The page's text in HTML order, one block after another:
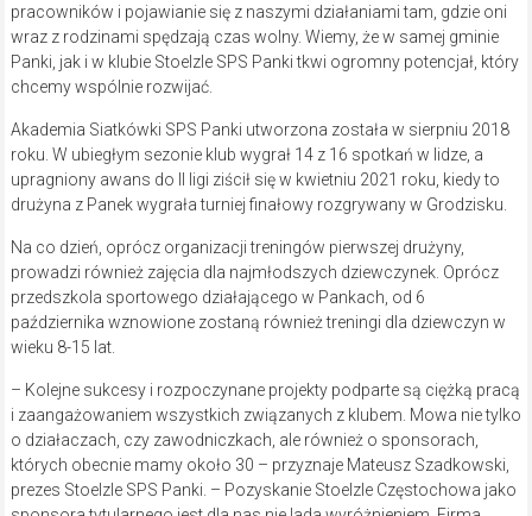
pracowników i pojawianie się z naszymi działaniami tam, gdzie oni
wraz z rodzinami spędzają czas wolny. Wiemy, że w samej gminie
Panki, jak i w klubie Stoelzle SPS Panki tkwi ogromny potencjał, który
chcemy wspólnie rozwijać.
Akademia Siatkówki SPS Panki utworzona została w sierpniu 2018
roku. W ubiegłym sezonie klub wygrał 14 z 16 spotkań w lidze, a
upragniony awans do II ligi ziścił się w kwietniu 2021 roku, kiedy to
drużyna z Panek wygrała turniej finałowy rozgrywany w Grodzisku.
Na co dzień, oprócz organizacji treningów pierwszej drużyny,
prowadzi również zajęcia dla najmłodszych dziewczynek. Oprócz
przedszkola sportowego działającego w Pankach, od 6
października wznowione zostaną również treningi dla dziewczyn w
wieku 8-15 lat.
– Kolejne sukcesy i rozpoczynane projekty podparte są ciężką pracą
i zaangażowaniem wszystkich związanych z klubem. Mowa nie tylko
o działaczach, czy zawodniczkach, ale również o sponsorach,
których obecnie mamy około 30 – przyznaje Mateusz Szadkowski,
prezes Stoelzle SPS Panki. – Pozyskanie Stoelzle Częstochowa jako